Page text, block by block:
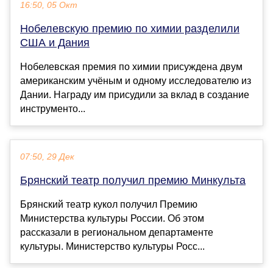
16:50, 05 Окт
Нобелевскую премию по химии разделили
США и Дания
Нобелевская премия по химии присуждена двум
американским учëным и одному исследователю из
Дании. Награду им присудили за вклад в создание
инструменто...
07:50, 29 Дек
Брянский театр получил премию Минкульта
Брянский театр кукол получил Премию
Министерства культуры России. Об этом
рассказали в региональном департаменте
культуры. Министерство культуры Росс...